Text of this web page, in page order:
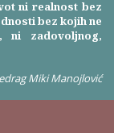
ni realnost bez
bez kojih ne
ni zadovoljnog,
Miki Manojlović